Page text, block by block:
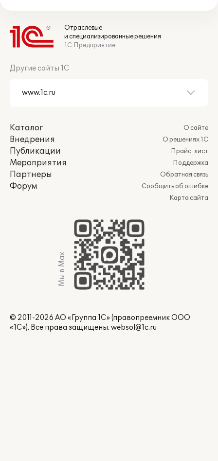
Отраслевые
и специализированные решения
1С:Предприятие
Другие сайты 1С
Каталог
Внедрения
Публикации
Мероприятия
Партнеры
Форум
О сайте
О решениях 1С
Прайс-лист
Поддержка
Обратная связь
Сообщить об ошибке
Карта сайта
Мы в Max
© 2011-2026 АО «Группа 1С» (правопреемник ООО
«1С»). Все права защищены. websol@1c.ru